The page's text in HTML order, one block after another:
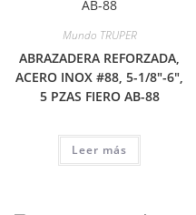
Mundo TRUPER
ABRAZADERA REFORZADA,
ACERO INOX #88, 5-1/8″-6″,
5 PZAS FIERO AB-88
Leer más